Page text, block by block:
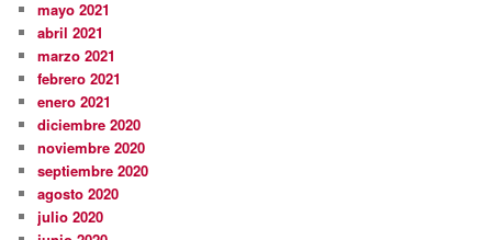
mayo 2021
abril 2021
marzo 2021
febrero 2021
enero 2021
diciembre 2020
noviembre 2020
septiembre 2020
agosto 2020
julio 2020